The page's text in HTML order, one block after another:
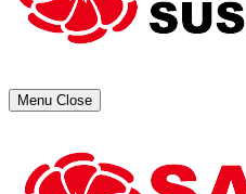
Menu Close